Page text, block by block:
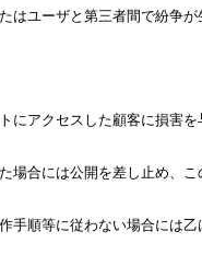
はユーザと第三者間で紛争
にアクセスした顧客に損害
場合には公開を差し止め、
手順等に従わない場合には